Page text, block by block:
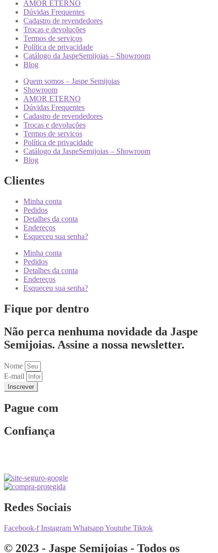
AMOR ETERNO
Dúvidas Frequentes
Cadastro de revendedores
Trocas e devoluções
Termos de serviços
Política de privacidade
Catálogo da JaspeSemijoias – Showroom
Blog
Quem somos – Jaspe Semijoias
Showroom
AMOR ETERNO
Dúvidas Frequentes
Cadastro de revendedores
Trocas e devoluções
Termos de serviços
Política de privacidade
Catálogo da JaspeSemijoias – Showroom
Blog
Clientes
Minha conta
Pedidos
Detalhes da conta
Endereços
Esqueceu sua senha?
Minha conta
Pedidos
Detalhes da conta
Endereços
Esqueceu sua senha?
Fique por dentro
Não perca nenhuma novidade da Jaspe
Semijoias. Assine a nossa newsletter.
Nome
E-mail
Inscrever
Pague com
Confiança
Redes Sociais
Facebook-f Instagram WhatsappYoutube Tiktok
© 2023 - Jaspe Semijoias - Todos os